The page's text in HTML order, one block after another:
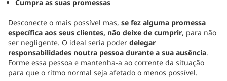
Cumpra as suas promessas
Desconecte o mais possível mas, se fez alguma promessa
específica aos seus clientes, não deixe de cumprir, para não
ser negligente. O ideal seria poder delegar
responsabilidades noutra pessoa durante a sua ausência.
Forme essa pessoa e mantenha-a ao corrente da situação
para que o ritmo normal seja afetado o menos possível.